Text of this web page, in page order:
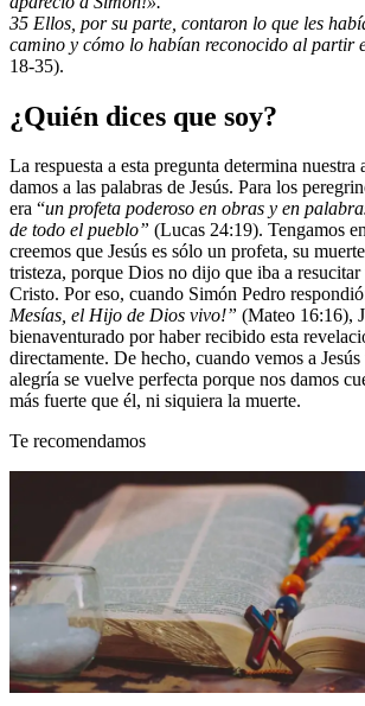
35 Ellos, por su parte, contaron lo que les
camino y cómo lo habían reconocido al partir
18-35).
¿Quién dices que soy?
La respuesta a esta pregunta determina
damos a las palabras de Jesús. Para los
era “un profeta poderoso en obras y en
de todo el pueblo” (Lucas 24:19). Tengamos
creemos que Jesús es sólo un profeta, su
tristeza, porque Dios no dijo que iba a
Cristo. Por eso, cuando Simón Pedro
Mesías, el Hijo de Dios vivo!” (Mateo 16:16),
bienaventurado por haber recibido esta
directamente. De hecho, cuando vemos a
alegría se vuelve perfecta porque nos damos
más fuerte que él, ni siquiera la muerte.
Te recomendamos